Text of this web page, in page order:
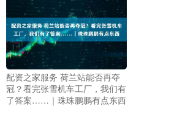
配资之家服务 荷兰站能否再夺
冠？看完张雪机车工厂，我们有
了答案……｜珠珠鹏鹏有点东西